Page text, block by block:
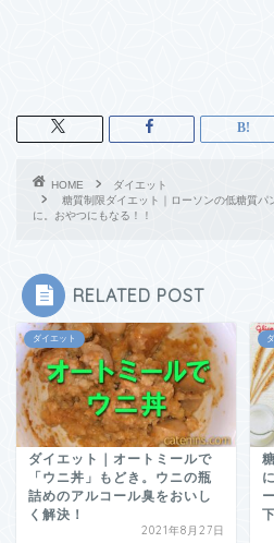
HOME
ダイエット
糖質制限ダイエット｜ローソンの低糖質
に。おやつにもなる！！
RELATED POST
ダイエット
ダイエット｜オートミールで
「ウニ丼」もどき。ウニの瓶
詰めのアルコール臭をおいし
く解決！
2021年8月27日